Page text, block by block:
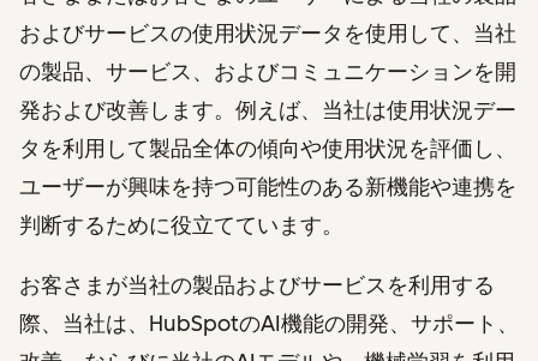
およびサービスの使用状況データを使用して、当社
の製品、サービス、およびコミュニケーションを開
発および改善します。例えば、当社は使用状況デー
タを利用して製品全体の傾向や使用状況を評価し、
ユーザーが興味を持つ可能性のある新機能や連携を
判断するために役立てています。
お客さまが当社の製品およびサービスを利用する
際、当社は、HubSpotのAI機能の開発、サポート、